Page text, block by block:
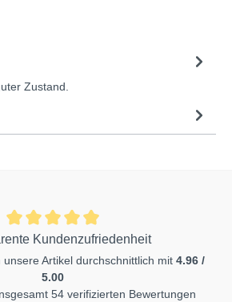
Zustand.
Kundenzufriedenheit
Artikel durchschnittlich mit 4.96 /
5.00
54 verifizierten Bewertungen